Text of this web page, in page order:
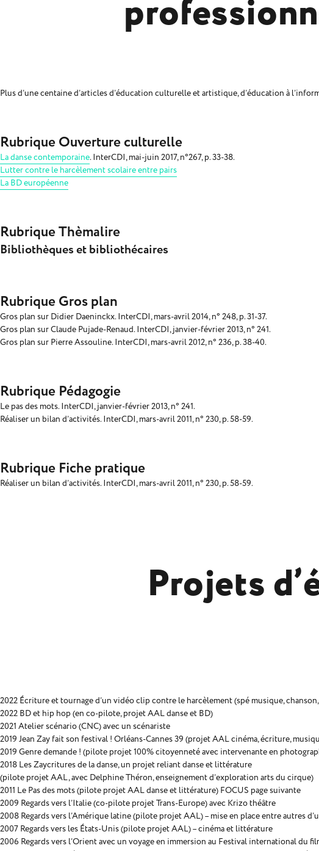
Plus d’une centaine d’articles d’éducation culturelle et artistique, d’éducation à
Rubrique Ouverture culturelle
La danse contemporaine. InterCDI, mai-juin 2017, n°267, p. 33-38.
Lutter contre le harcèlement scolaire entre pairs
La BD européenne
Rubrique Thèmalire
Bibliothèques et bibliothécaires
Rubrique Gros plan
Gros plan sur Didier Daeninckx. InterCDI, mars-avril 2014, n° 248, p. 31-37.
Gros plan sur Claude Pujade-Renaud. InterCDI, janvier-février 2013, n° 241.
Gros plan sur Pierre Assouline. InterCDI, mars-avril 2012, n° 236, p. 38-40.
Rubrique Pédagogie
Le pas des mots. InterCDI, janvier-février 2013, n° 241.
Réaliser un bilan d’activités. InterCDI, mars-avril 2011, n° 230, p. 58-59.
Rubrique Fiche pratique
Réaliser un bilan d’activités. InterCDI, mars-avril 2011, n° 230, p. 58-59.
Projets
2022 Écriture et tournage d’un vidéo clip contre le harcèlement (spé musique,
2022 BD et hip hop (en co-pilote, projet AAL danse et BD)
2021 Atelier scénario (CNC) avec un scénariste
2019 Jean Zay fait son festival ! Orléans-Cannes 39 (projet AAL cinéma, écriture,
2019 Genre demande ! (pilote projet 100% citoyenneté avec intervenante en
2018 Les Zaycritures de la danse, un projet reliant danse et littérature
(pilote projet AAL, avec Delphine Théron, enseignement d’exploration arts du cirque)
2011 Le Pas des mots (pilote projet AAL danse et littérature) FOCUS page suivante
2009 Regards vers l’Italie (co-pilote projet Trans-Europe) avec Krizo théâtre
2008 Regards vers l’Amérique latine (pilote projet AAL) – mise en place entre autres
2007 Regards vers les États-Unis (pilote projet AAL) – cinéma et littérature
2006 Regards vers l’Orient avec un voyage en immersion au Festival international